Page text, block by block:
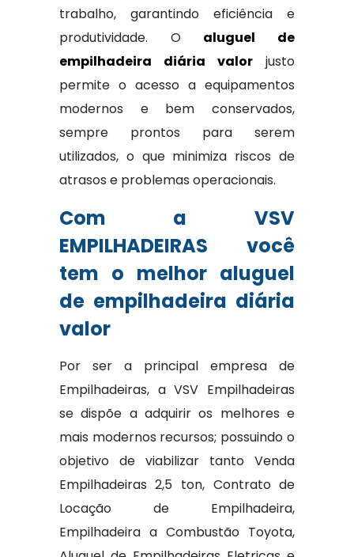
trabalho, garantindo eficiência e
produtividade. O aluguel de
empilhadeira diária valor justo
permite o acesso a equipamentos
modernos e bem conservados,
sempre prontos para serem
utilizados, o que minimiza riscos de
atrasos e problemas operacionais.
Com a VSV
EMPILHADEIRAS você
tem o melhor aluguel
de empilhadeira diária
valor
Por ser a principal empresa de
Empilhadeiras, a VSV Empilhadeiras
se dispõe a adquirir os melhores e
mais modernos recursos; possuindo o
objetivo de viabilizar tanto Venda
Empilhadeiras 2,5 ton, Contrato de
Locação de Empilhadeira,
Empilhadeira a Combustão Toyota,